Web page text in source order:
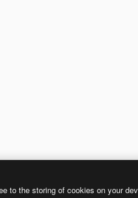
to the storing of cookies on your